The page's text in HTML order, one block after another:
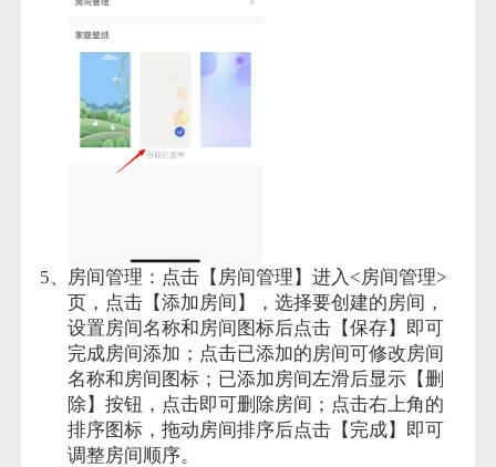
房间管理：点击【房间管理】进入<房间管理>
页，点击【添加房间】，选择要创建的房间，
设置房间名称和房间图标后点击【保存】即可
完成房间添加；点击已添加的房间可修改房间
名称和房间图标；已添加房间左滑后显示【删
除】按钮，点击即可删除房间；点击右上角的
排序图标，拖动房间排序后点击【完成】即可
调整房间顺序。